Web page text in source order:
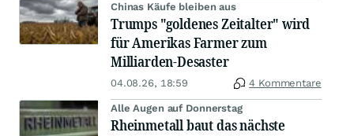
Chinas Käufe bleiben aus
Trumps "goldenes Zeitalter" wird
für Amerikas Farmer zum
Milliarden-Desaster
04.08.26, 18:59 4 Kommentare
Alle Augen auf Donnerstag
Rheinmetall baut das nächste